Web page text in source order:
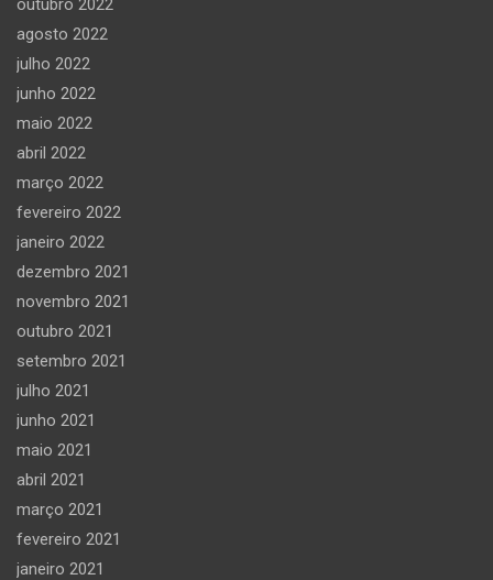
outubro 2022
agosto 2022
julho 2022
junho 2022
maio 2022
abril 2022
março 2022
fevereiro 2022
janeiro 2022
dezembro 2021
novembro 2021
outubro 2021
setembro 2021
julho 2021
junho 2021
maio 2021
abril 2021
março 2021
fevereiro 2021
janeiro 2021